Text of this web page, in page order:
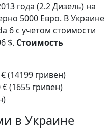
года (2.2 Дизель) на
5000 Евро. В Украине
6 с учетом стоимости
$. Стоимость
(14199 гривен)
(1655 гривен)
в Украине